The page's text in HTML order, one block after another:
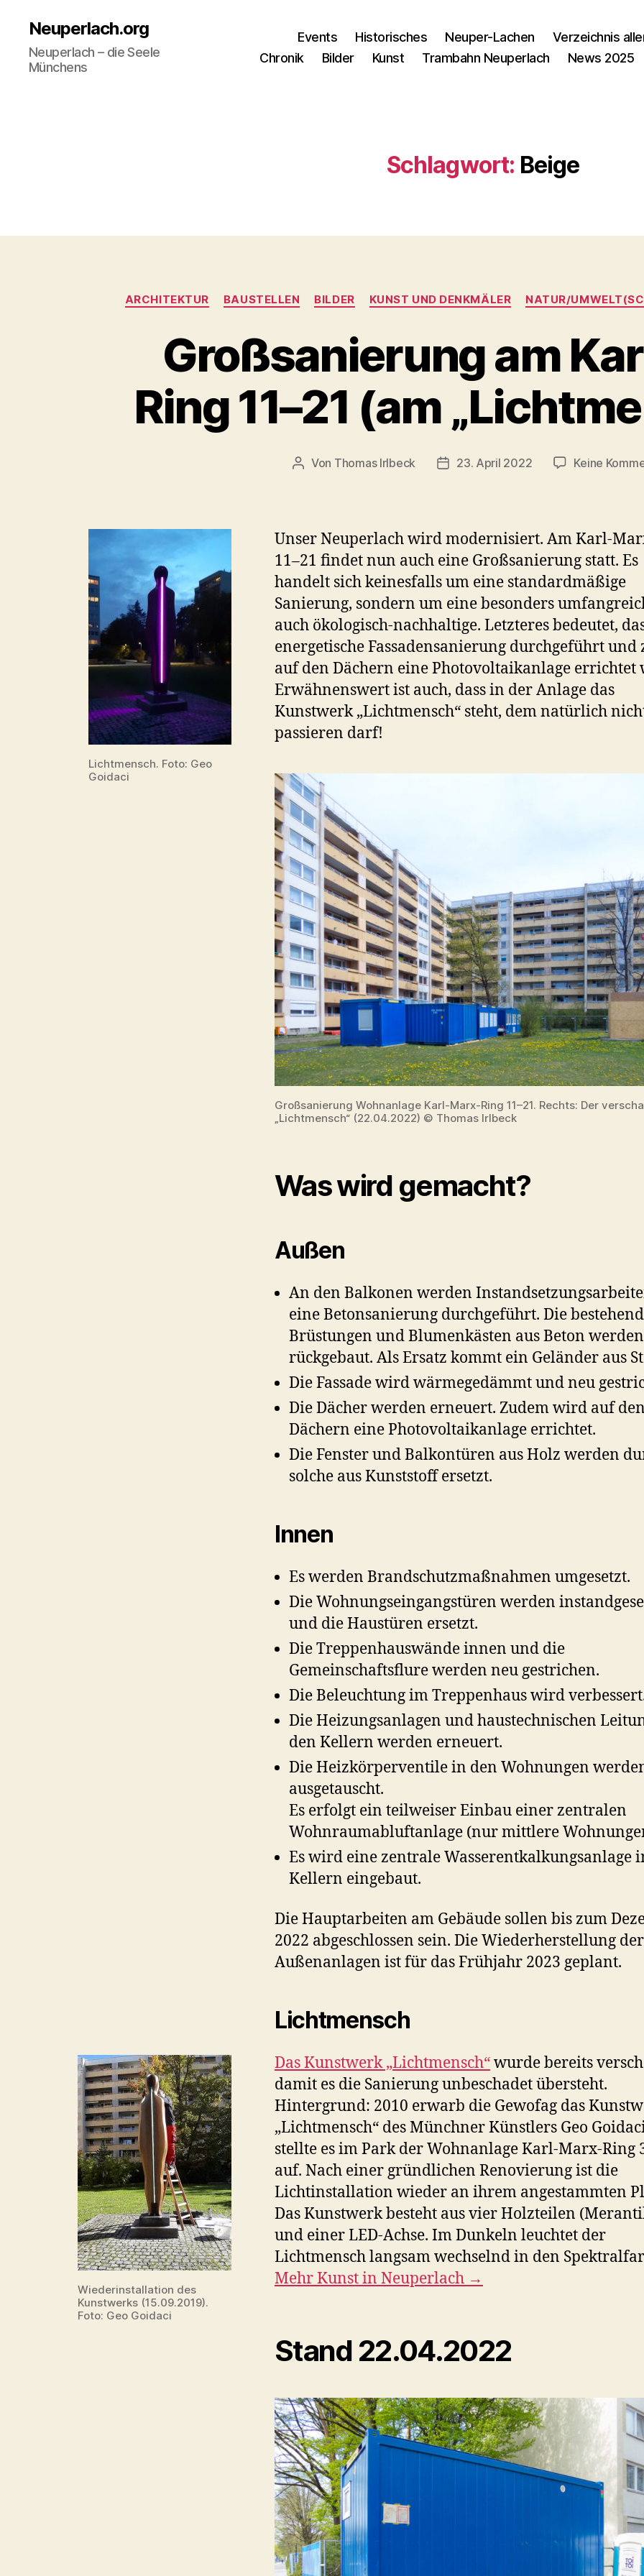
Neuperlach.org
Neuperlach – die Seele
Münchens
Events Historisches Neuper-Lachen
Verzeichnis
Chronik
Bilder Kunst Trambahn Neuperlach News 2025
Schlagwort: Beige
Kategorien
ARCHITEKTUR BAUSTELLEN BILDER KUNST UND DENKMÄLER NATUR/
Großsanierung am
Ring 11–21 (am
Beitragsautor
Von Thomas Irlbeck Veröffentlichungsdatum
23. April 2022 Keine
Lichtmensch. Foto: Geo
Goidaci
Unser Neuperlach wird modernisiert. Am Karl-
11–21 findet nun auch eine Großsanierung statt. Es
handelt sich keinesfalls um eine standardmäßige
Sanierung, sondern um eine besonders
auch ökologisch-nachhaltige. Letzteres bedeutet,
energetische Fassadensanierung durchgeführt und
auf den Dächern eine Photovoltaikanlage errichtet
Erwähnenswert ist auch, dass in der Anlage das
Kunstwerk „Lichtmensch“ steht, dem natürlich
passieren darf!
Großsanierung Wohnanlage Karl-Marx-Ring 11–21. Rechts: Der
„Lichtmensch“ (22.04.2022) © Thomas Irlbeck
Was wird gemacht?
Außen
An den Balkonen werden
eine Betonsanierung durchgeführt. Die
Brüstungen und Blumenkästen aus Beton werden
rückgebaut. Als Ersatz kommt ein Geländer aus
Die Fassade wird wärmegedämmt und neu
Die Dächer werden erneuert. Zudem wird auf
Dächern eine Photovoltaikanlage errichtet.
Die Fenster und Balkontüren aus Holz werden
solche aus Kunststoff ersetzt.
Innen
Es werden Brandschutzmaßnahmen umgesetzt.
Die Wohnungseingangstüren werden
und die Haustüren ersetzt.
Die Treppenhauswände innen und die
Gemeinschaftsflure werden neu gestrichen.
Die Beleuchtung im Treppenhaus wird
Die Heizungsanlagen und haustechnischen
den Kellern werden erneuert.
Die Heizkörperventile in den Wohnungen
ausgetauscht.
Es erfolgt ein teilweiser Einbau einer zentralen
Wohnraumabluftanlage (nur mittlere
Es wird eine zentrale Wasserentkalkungsanlage
Kellern eingebaut.
Die Hauptarbeiten am Gebäude sollen bis zum
2022 abgeschlossen sein. Die Wiederherstellung der
Außenanlagen ist für das Frühjahr 2023 geplant.
Lichtmensch
Wiederinstallation des
Kunstwerks (15.09.2019).
Foto: Geo Goidaci
Das Kunstwerk „Lichtmensch“wurde bereits
damit es die Sanierung unbeschadet übersteht.
Hintergrund: 2010 erwarb die Gewofag das
„Lichtmensch“ des Münchner Künstlers Geo
stellte es im Park der Wohnanlage Karl-Marx-Ring
auf. Nach einer gründlichen Renovierung ist die
Lichtinstallation wieder an ihrem angestammten
Das Kunstwerk besteht aus vier Holzteilen
und einer LED-Achse. Im Dunkeln leuchtet der
Lichtmensch langsam wechselnd in den
Mehr Kunst in Neuperlach →
Stand 22.04.2022